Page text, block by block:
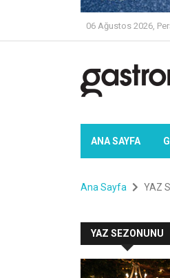
06 Ağustos 2026,
ANA SAYFA
Ana Sayfa YAZ
YAZ SEZONUNU